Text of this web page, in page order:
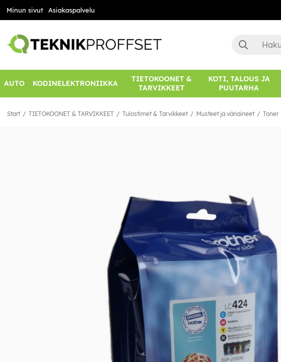
Minun sivut Asiakaspalvelu
AUTO KODINELEKTRONIIKKA
TIETOKOONET &
TARVIKKEET
KOTI, TALOUS JA
PUUTARHA
Start TIETOKOONET & TARVIKKEET Tulostimet & Tarvikkeet Musteet ja väriaineet Toner